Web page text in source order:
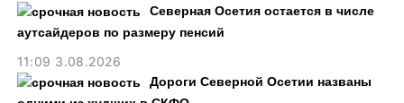
Северная Осетия остается в числе
аутсайдеров по размеру пенсий
11:09 3.08.2026
Дороги Северной Осетии названы